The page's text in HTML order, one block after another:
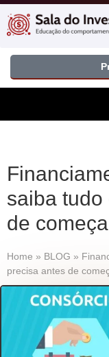
saiba tudo
de
Home » BLOG »
precisa antes de